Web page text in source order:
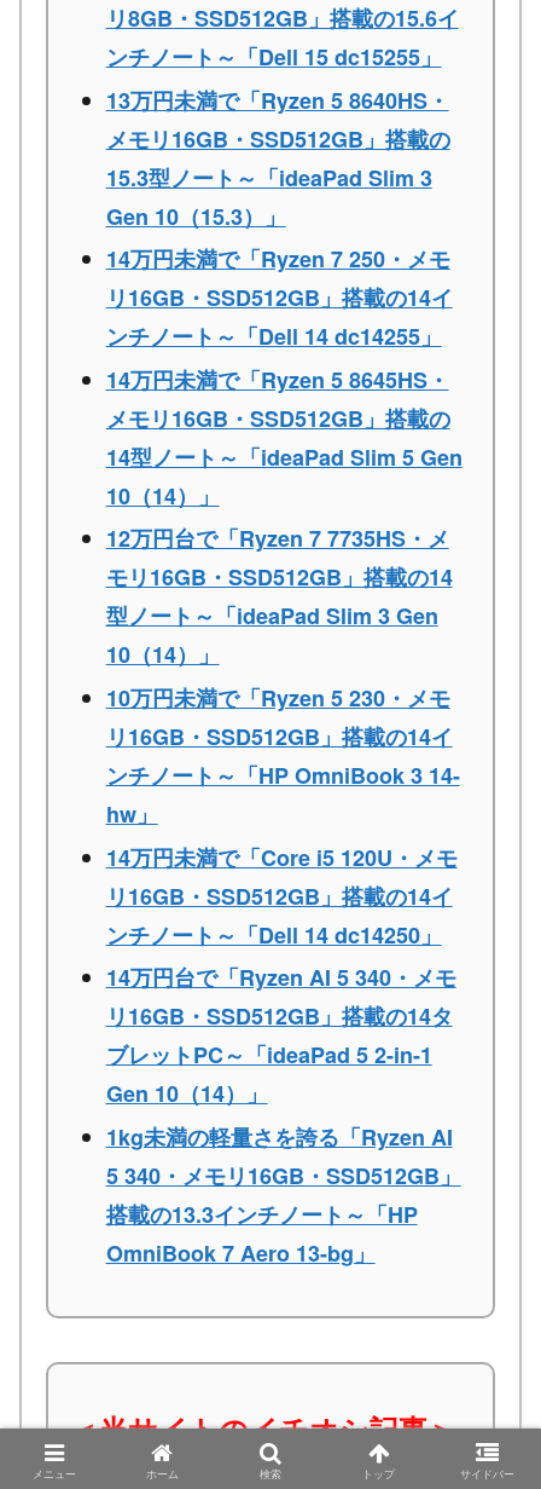
リ8GB・SSD512GB」搭載の15.6イ
ンチノート～「Dell 15 dc15255」
13万円未満で「Ryzen 5 8640HS・
メモリ16GB・SSD512GB」搭載の
15.3型ノート～「ideaPad Slim 3
Gen 10（15.3）」
14万円未満で「Ryzen 7 250・メモ
リ16GB・SSD512GB」搭載の14イ
ンチノート～「Dell 14 dc14255」
14万円未満で「Ryzen 5 8645HS・
メモリ16GB・SSD512GB」搭載の
14型ノート～「ideaPad Slim 5 Gen
10（14）」
12万円台で「Ryzen 7 7735HS・メ
モリ16GB・SSD512GB」搭載の14
型ノート～「ideaPad Slim 3 Gen
10（14）」
10万円未満で「Ryzen 5 230・メモ
リ16GB・SSD512GB」搭載の14イ
ンチノート～「HP OmniBook 3 14-
hw」
14万円未満で「Core i5 120U・メモ
リ16GB・SSD512GB」搭載の14イ
ンチノート～「Dell 14 dc14250」
14万円台で「Ryzen AI 5 340・メモ
リ16GB・SSD512GB」搭載の14タ
ブレットPC～「ideaPad 5 2-in-1
Gen 10（14）」
1kg未満の軽量さを誇る「Ryzen AI
5 340・メモリ16GB・SSD512GB」
搭載の13.3インチノート～「HP
OmniBook 7 Aero 13-bg」
＜当サイトのイチオシ記事＞
メニュー ホーム 検索 トップ サイドバー